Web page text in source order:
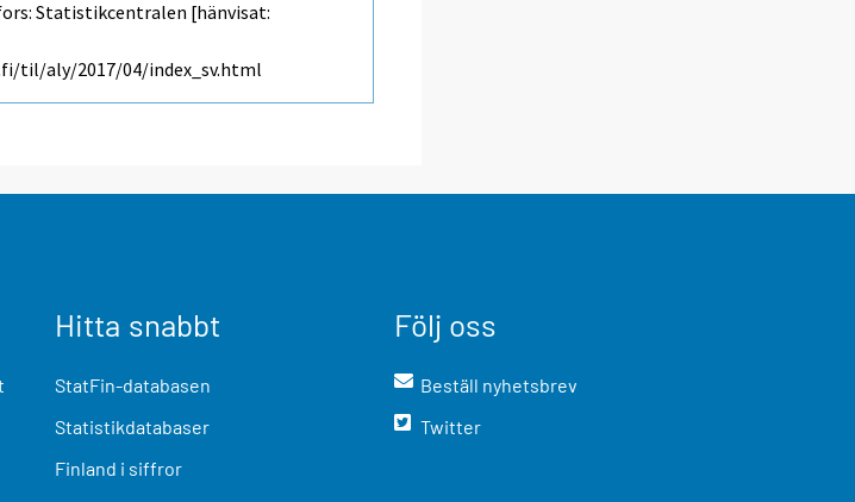
Statistikcentralen [hänvisat:
til/aly/2017/04/index_sv.html
Hitta snabbt
StatFin-databasen
Statistikdatabaser
Finland i siffror
Följ oss
Beställ nyhetsbrev
Twitter